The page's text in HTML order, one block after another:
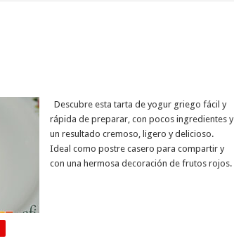
Descubre esta tarta de yogur griego fácil y
rápida de preparar, con pocos ingredientes y
un resultado cremoso, ligero y delicioso.
Ideal como postre casero para compartir y
con una hermosa decoración de frutos rojos.